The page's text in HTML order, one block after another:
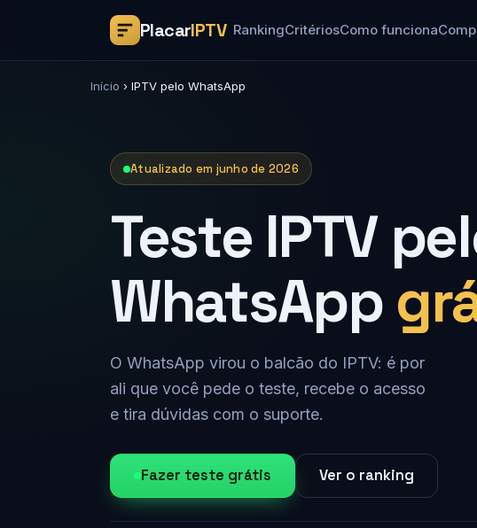
PlacarIPTV RankingCritériosComo funciona
Início › IPTV pelo WhatsApp
Atualizado em junho de 2026
Teste IPTV
WhatsApp
O WhatsApp virou o balcão do IPTV: é por
ali que você pede o teste, recebe o acesso
e tira dúvidas com o suporte.
Fazer teste grátis Ver o ranking